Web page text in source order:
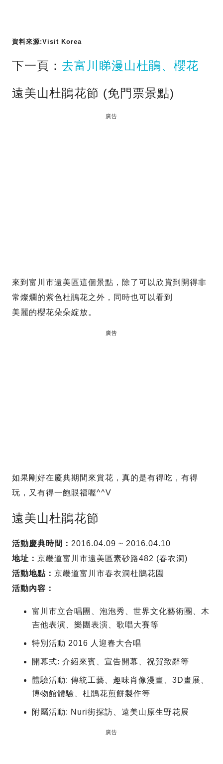
資料來源:Visit Korea
下一頁： 去富川睇漫山杜鵑、櫻花
遠美山杜鵑花節 (免門票景點)
廣告
來到富川市遠美區這個景點，除了可以欣賞到開得非
常燦爛的紫色杜鵑花之外，同時也可以看到
美麗的櫻花朵朵綻放。
廣告
如果剛好在慶典期間來賞花，真的是有得吃，有得
玩，又有得一飽眼福喔^^V
遠美山杜鵑花節
活動慶典時間： 2016.04.09 ~ 2016.04.10
地址： 京畿道富川市遠美區素砂路482 (春衣洞)
活動地點： 京畿道富川市春衣洞杜鵑花園
活動內容：
富川市立合唱團、泡泡秀、世界文化藝術團、木
吉他表演、樂團表演、歌唱大賽等
特別活動 2016 人迎春大合唱
開幕式: 介紹來賓、宣告開幕、祝賀致辭等
體驗活動: 傳統工藝、趣味肖像漫畫、3D畫展、
博物館體驗、杜鵑花煎餅製作等
附屬活動: Nuri街探訪、遠美山原生野花展
廣告